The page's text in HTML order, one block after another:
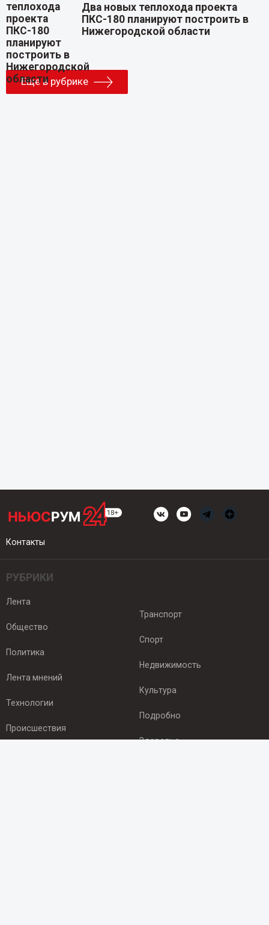
Два новых теплохода проекта
ПКС-180 планируют построить в
Нижегородской области
Еще в рубрике
Контакты
РУБРИКИ
Лента
Общество
Политика
Лента мнений
Технологии
Происшествия
Транспорт
Спорт
Недвижимость
Культура
Подробно
Здоровье